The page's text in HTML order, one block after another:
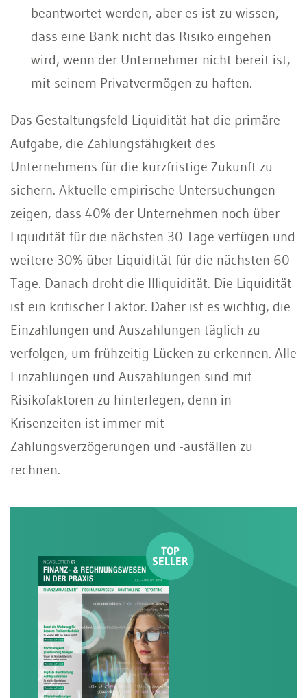
beantwortet werden, aber es ist zu wissen,
dass eine Bank nicht das Risiko eingehen
wird, wenn der Unternehmer nicht bereit ist,
mit seinem Privatvermögen zu haften.
Das Gestaltungsfeld Liquidität hat die primäre
Aufgabe, die Zahlungsfähigkeit des
Unternehmens für die kurzfristige Zukunft zu
sichern. Aktuelle empirische Untersuchungen
zeigen, dass 40% der Unternehmen noch über
Liquidität für die nächsten 30 Tage verfügen und
weitere 30% über Liquidität für die nächsten 60
Tage. Danach droht die Illiquidität. Die Liquidität
ist ein kritischer Faktor. Daher ist es wichtig, die
Einzahlungen und Auszahlungen täglich zu
verfolgen, um frühzeitig Lücken zu erkennen. Alle
Einzahlungen und Auszahlungen sind mit
Risikofaktoren zu hinterlegen, denn in
Krisenzeiten ist immer mit
Zahlungsverzögerungen und -ausfällen zu
rechnen.